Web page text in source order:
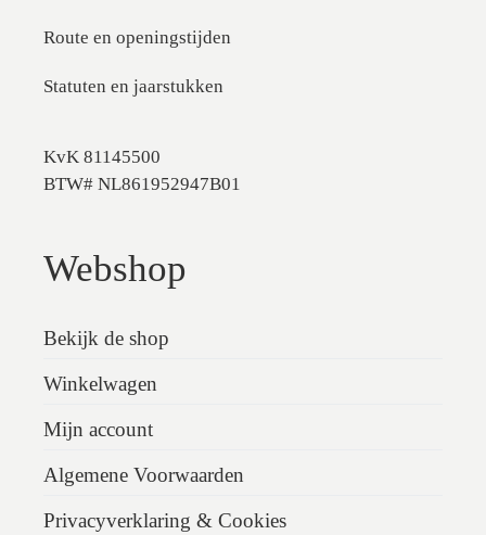
Route en openingstijden
Statuten en jaarstukken
KvK 81145500
BTW# NL861952947B01
Webshop
Bekijk de shop
Winkelwagen
Mijn account
Algemene Voorwaarden
Privacyverklaring & Cookies